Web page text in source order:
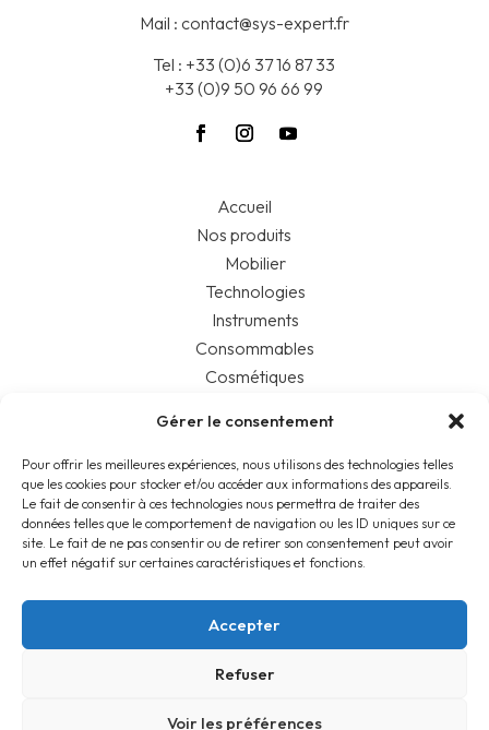
Gérer le consentement
Pour offrir les meilleures expériences, nous utilisons des technologies telles
que les cookies pour stocker et/ou accéder aux informations des appareils.
Le fait de consentir à ces technologies nous permettra de traiter des
données telles que le comportement de navigation ou les ID uniques sur ce
site. Le fait de ne pas consentir ou de retirer son consentement peut avoir
un effet négatif sur certaines caractéristiques et fonctions.
Accepter
Refuser
Voir les préférences
Mail : contact@sys-expert.fr
Tel : +33 (0)6 37 16 87 33
+33 (0)9 50 96 66 99
Accueil
Nos produits
Mobilier
Technologies
Instruments
Consommables
Cosmétiques
À propos
Témoignages
Blog
Contact
Mentions légales
© 2022-23 – SYS EXPERT